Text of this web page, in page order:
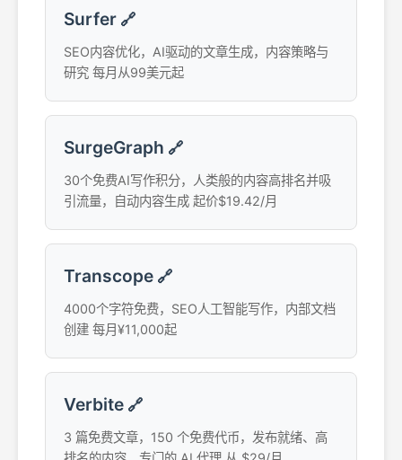
Surfer 🔗
SEO内容优化，AI驱动的文章生成，内容策略与
研究 每月从99美元起
SurgeGraph 🔗
30个免费AI写作积分，人类般的内容高排名并吸
引流量，自动内容生成 起价$19.42/月
Transcope 🔗
4000个字符免费，SEO人工智能写作，内部文档
创建 每月¥11,000起
Verbite 🔗
3 篇免费文章，150 个免费代币，发布就绪、高